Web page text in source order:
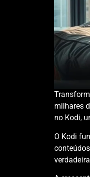
milhares
no Kodi,
O Kodi